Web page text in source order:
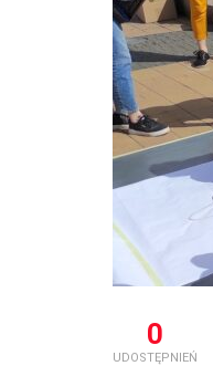
0
UDOSTĘPNIEŃ